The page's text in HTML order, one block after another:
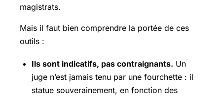
magistrats.
Mais il faut bien comprendre la portée de ces
outils :
Ils sont indicatifs, pas contraignants. Un
juge n’est jamais tenu par une fourchette : il
statue souverainement, en fonction des